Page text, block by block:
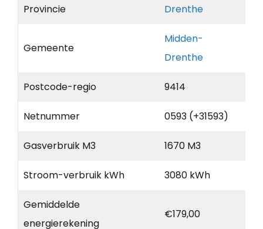
Provincie Drenthe
Gemeente
Midden-
Drenthe
Postcode-regio 9414
Netnummer 0593 (+31593)
Gasverbruik M3 1670 M3
Stroom-verbruik kWh 3080 kWh
Gemiddelde
energierekening
€179,00